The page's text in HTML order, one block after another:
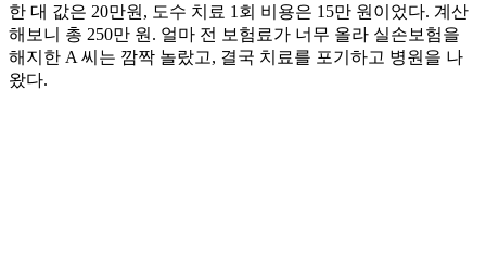
한 대 값은 20만원, 도수 치료 1회 비용은 15만 원이었다. 계산
해보니 총 250만 원. 얼마 전 보험료가 너무 올라 실손보험을
해지한 A 씨는 깜짝 놀랐고, 결국 치료를 포기하고 병원을 나
왔다.